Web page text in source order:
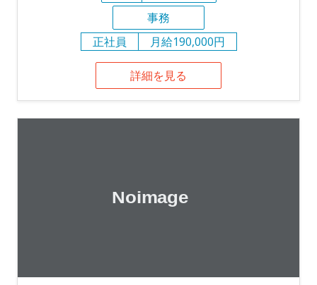
事務
正社員
月給190,000円
詳細を見る